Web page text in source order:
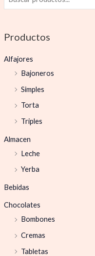
Productos
Alfajores
Bajoneros
Simples
Torta
Triples
Almacen
Leche
Yerba
Bebidas
Chocolates
Bombones
Cremas
Tabletas